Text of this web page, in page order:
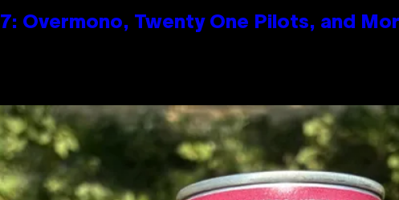
Overmono, Twenty One Pilots, and